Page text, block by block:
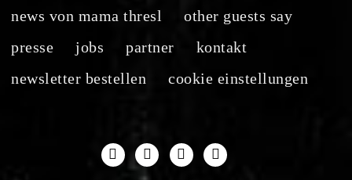
news von mama thresl
other guests say
presse
jobs partner
kontakt
newsletter bestellen
cookie einstellungen